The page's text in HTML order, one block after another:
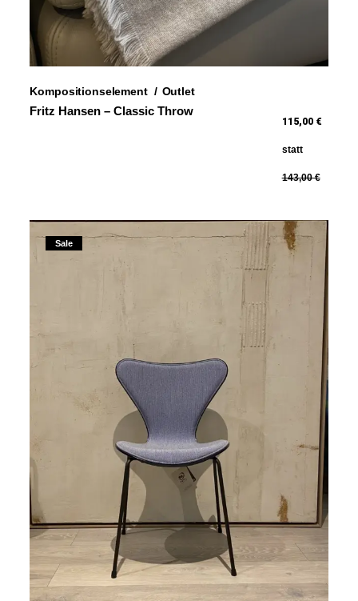
Fritz Hansen – Classic Throw
115,00 €
statt
143,00 €
Kompositionselement Outlet
Sale